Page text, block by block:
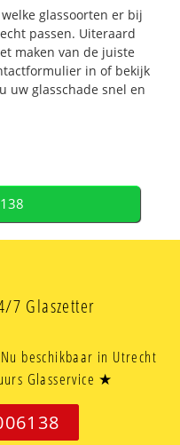
glassoorten er bij
passen. Uiteraard
maken van de juiste
in of bekijk
uw glasschade snel en
7 Glaszetter
beschikbaar in Utrecht
Glasservice ★